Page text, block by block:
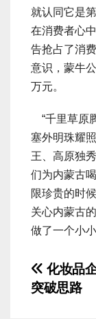
就认同它是
在消费者心
告抢占了消
意识，蒙牛
万元。
“千里草原
塞外明珠耀
王、高原独
们为内蒙古
限珍贵的时
关心内蒙古
做了一个小
文
章
化妆品
突破思路